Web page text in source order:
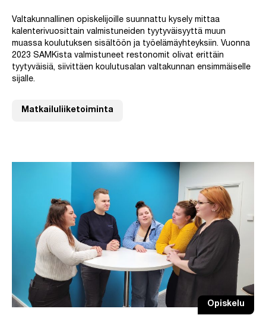
Valtakunnallinen opiskelijoille suunnattu kysely mittaa
kalenterivuosittain valmistuneiden tyytyväisyyttä muun
muassa koulutuksen sisältöön ja työelämäyhteyksiin. Vuonna
2023 SAMKista valmistuneet restonomit olivat erittäin
tyytyväisiä, siivittäen koulutusalan valtakunnan ensimmäiselle
sijalle.
Matkailuliiketoiminta
Opiskelu